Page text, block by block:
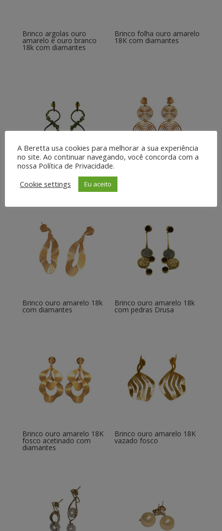
Brinco argolas ouro
amarelo e ouro branco
18k com diamantes
Brinco folha ouro amarelo
18K com diamantes
Brinco infinito com
Brinco ouro amarelo 18k
com diamantes
Brinco ouro amarelo 18k
com pedras Drusa
Brinco ouro amarelo 18K
fosco acetinado com
diamantes
Brinco ouro amarelo 18K
vazado fosco
A Beretta usa cookies para melhorar a sua experiência
no site. Ao continuar navegando, você concorda com a
nossa Política de Privacidade.
Cookie settings
Eu aceito